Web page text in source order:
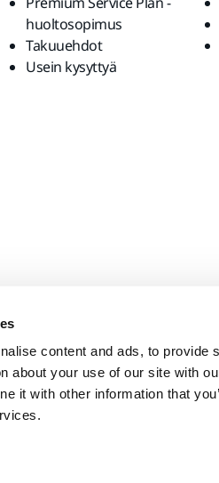
content and ads, to provide
about your use of our site with
it with other information that
huoltosopimus
Takuuehdot
Usein kysyttyä
verkkosivustolla?